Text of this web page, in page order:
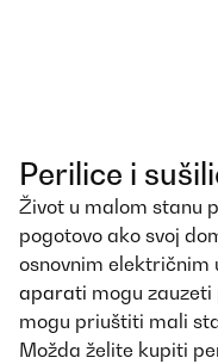
Perilice i
Život u malom stanu
pogotovo ako svoj
osnovnim električnim
aparati mogu zauzeti
mogu priuštiti mali
Možda želite kupiti